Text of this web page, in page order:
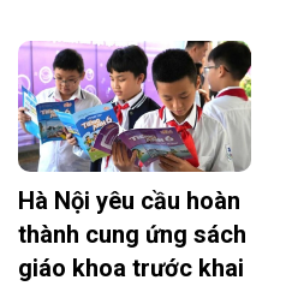
Hà Nội yêu cầu hoàn
thành cung ứng sách
giáo khoa trước khai